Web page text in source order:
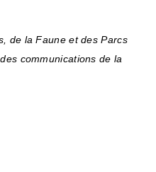
de la Faune et des Parcs
communications de la